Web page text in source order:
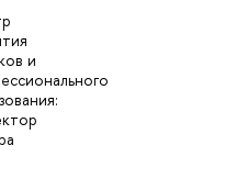
и